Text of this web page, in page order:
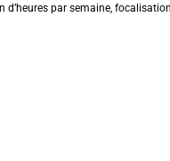
par semaine,